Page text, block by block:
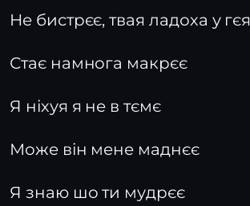
Не бистрєє, твая ладоха у гєя
Стає намнога макрєє
Я ніхуя я не в тємє
Може він мене маднєє
Я знаю шо ти мудрєє